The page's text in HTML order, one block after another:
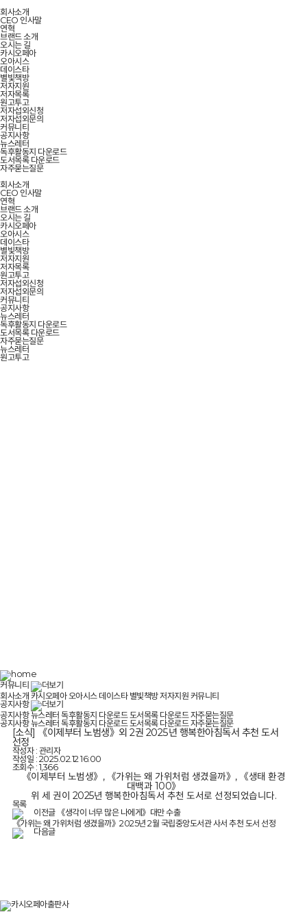
회사소개
CEO 인사말
연혁
브랜드 소개
오시는 길
카시오페아
오아시스
데이스타
별빛책방
저자지원
저자목록
원고투고
저자섭외신청
저자섭외문의
커뮤니티
공지사항
뉴스레터
독후활동지 다운로드
도서목록 다운로드
자주묻는질문
회사소개
CEO 인사말
연혁
브랜드 소개
오시는 길
카시오페아
오아시스
데이스타
별빛책방
저자지원
저자목록
원고투고
저자섭외신청
저자섭외문의
커뮤니티
공지사항
뉴스레터
독후활동지 다운로드
도서목록 다운로드
자주묻는질문
뉴스레터
원고투고
커뮤니티
회사소개 카시오페아 오아시스 데이스타 별빛책방저자지원 커뮤니티
공지사항
공지사항뉴스레터 독후활동지 다운로드도서목록 다운로드자주묻는질문
공지사항 뉴스레터 독후활동지 다운로드 도서목록 다운로드 자주묻는질문
[소식] 《이제부터 노범생》외 2권 2025년 행복한아침독서 추천 도서
선정
작성자 : 관리자
작성일 : 2025.02.12 16:00
조회수 : 1,366
《이제부터 노범생》, 《가위는 왜 가위처럼 생겼을까》, 《생태 환경
대백과 100》
위 세 권이 2025년 행복한아침독서 추천 도서로 선정되었습니다.
목록
이전글 《생각이 너무 많은 나에게》대만 수출
《가위는 왜 가위처럼 생겼을까》2025년 2월 국립중앙도서관 사서 추천 도서 선정
다음글